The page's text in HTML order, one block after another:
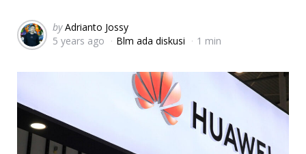
Posted
by
by Adrianto Jossy
5 years ago
Blm ada diskusi 1 min